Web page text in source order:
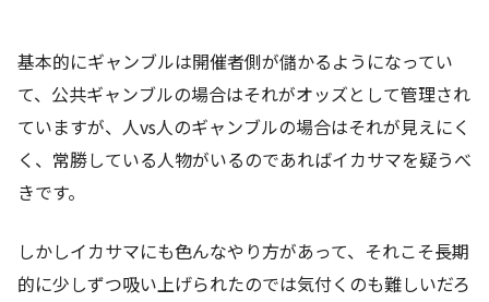
基本的にギャンブルは開催者側が儲かるようになってい
て、公共ギャンブルの場合はそれがオッズとして管理され
ていますが、人vs人のギャンブルの場合はそれが見えにく
く、常勝している人物がいるのであればイカサマを疑うべ
きです。
しかしイカサマにも色んなやり方があって、それこそ長期
的に少しずつ吸い上げられたのでは気付くのも難しいだろ